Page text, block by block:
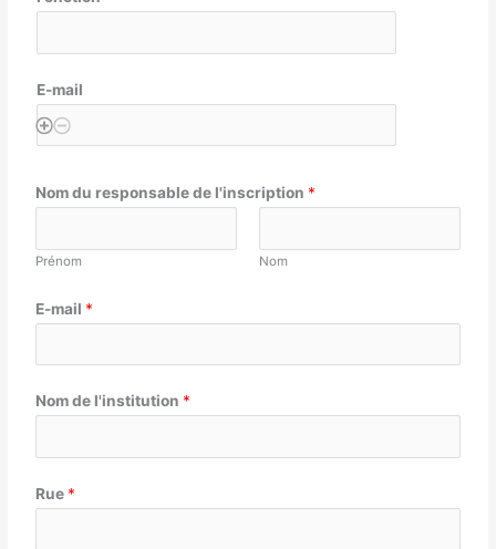
E-mail
Nom du responsable de l'inscription *
Prénom Nom
E-mail *
Nom de l'institution *
Rue *